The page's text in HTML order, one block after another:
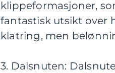
klippeformasjoner,
fantastisk utsikt over
klatring, men
3. Dalsnuten: